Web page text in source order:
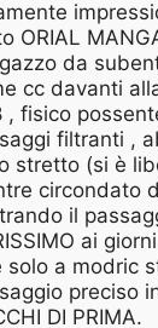
ORIAL
da
cc davanti
, fisico
filtranti ,
stretto (si è
circondato
il
ai
solo a modric
preciso
DI PRIMA.